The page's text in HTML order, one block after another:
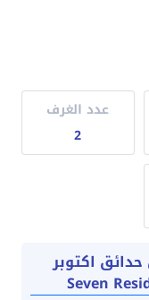
عدد الغرف
2
اكتوبر
Seven